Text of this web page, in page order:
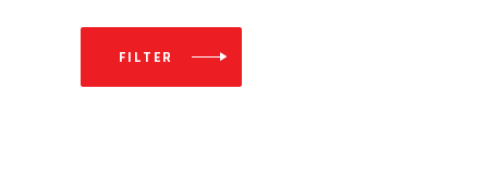
FILTER